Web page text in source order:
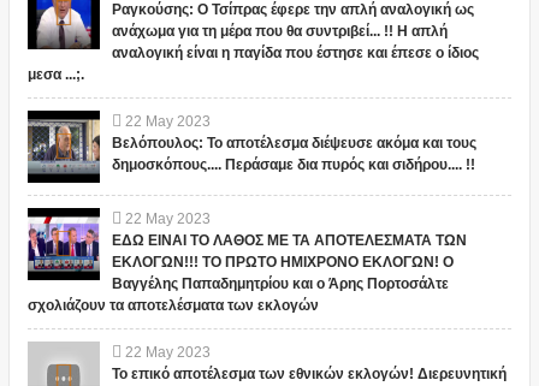
Ραγκούσης: Ο Τσίπρας έφερε την απλή αναλογική ως
ανάχωμα για τη μέρα που θα συντριβεί... !! Η απλή
αναλογική είναι η παγίδα που έστησε και έπεσε ο ίδιος
μεσα ...;.
22 May 2023
Βελόπουλος: Το αποτέλεσμα διέψευσε ακόμα και τους
δημοσκόπους.... Περάσαμε δια πυρός και σιδήρου.... !!
22 May 2023
ΕΔΩ ΕΙΝΑΙ ΤΟ ΛΑΘΟΣ ΜΕ ΤΑ ΑΠΟΤΕΛΕΣΜΑΤΑ ΤΩΝ
ΕΚΛΟΓΩΝ!!! ΤΟ ΠΡΩΤΟ ΗΜΙΧΡΟΝΟ ΕΚΛΟΓΩΝ! Ο
Βαγγέλης Παπαδημητρίου και ο Άρης Πορτοσάλτε
σχολιάζουν τα αποτελέσματα των εκλογών
22 May 2023
Το επικό αποτέλεσμα των εθνικών εκλογών! Διερευνητική